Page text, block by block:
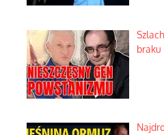
braku